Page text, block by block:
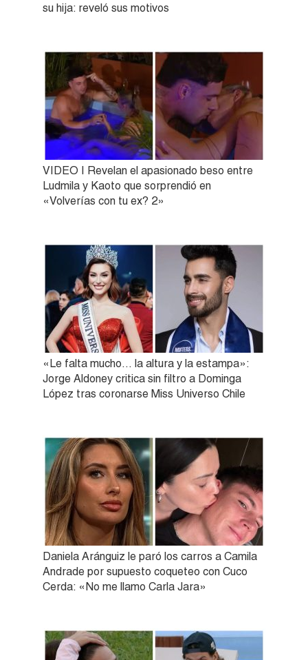
su hija: reveló sus motivos
VIDEO | Revelan el apasionado beso entre
Ludmila y Kaoto que sorprendió en
«Volverías con tu ex? 2»
«Le falta mucho… la altura y la estampa»:
Jorge Aldoney critica sin filtro a Dominga
López tras coronarse Miss Universo Chile
Daniela Aránguiz le paró los carros a Camila
Andrade por supuesto coqueteo con Cuco
Cerda: «No me llamo Carla Jara»